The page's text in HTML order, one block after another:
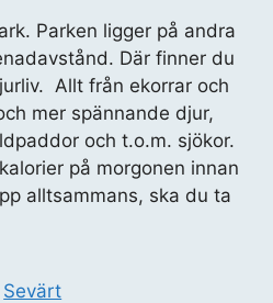
Parken ligger på andra
Där finner du
Allt från ekorrar och
mer spännande djur,
och t.o.m. sjökor.
på morgonen innan
alltsammans, ska du ta
Sevärt